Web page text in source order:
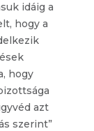
idáig a
hogy a
hogy
azt
szerint”